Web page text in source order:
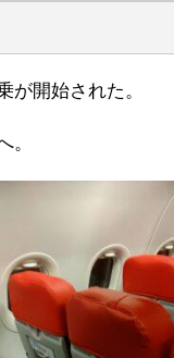
が開始された。
。